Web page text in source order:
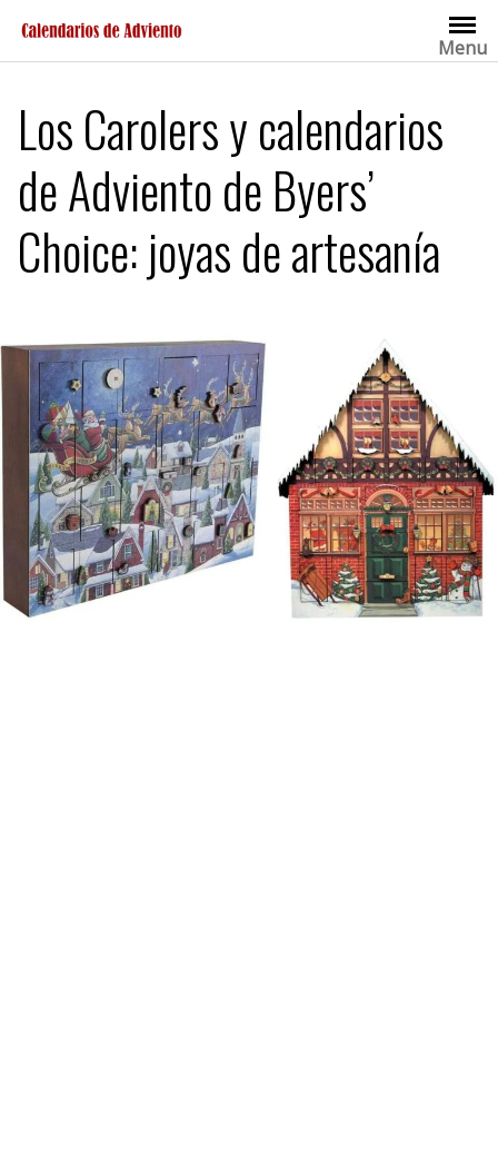
contenido
Menu
Los Carolers y calendarios
de Adviento de Byers’
Choice: joyas de artesanía